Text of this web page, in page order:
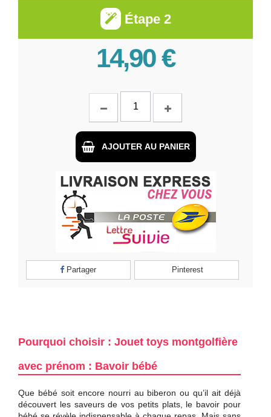
Étape 2
14,90 €
AJOUTER AU PANIER
Partager Pinterest
Pourquoi choisir : Jouet toys montgolfière
avec prénom : Bavoir bébé
Que bébé soit encore nourri au biberon ou qu’il ait déjà
découvert les saveurs de vos petits plats, le bavoir pour